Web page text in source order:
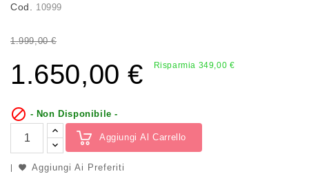
Cod. 10999
1.999,00 €
1.650,00 € Risparmia 349,00 €
 - Non Disponibile -
Aggiungi Al Carrello
Aggiungi Ai Preferiti